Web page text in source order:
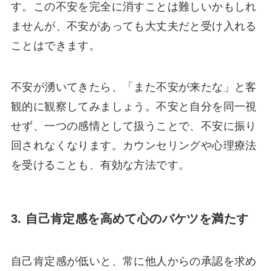
す。この不安を完全に消すことは難しいかもしれ
ませんが、不安があっても大丈夫だと受け入れる
ことはできます。
不安が湧いてきたら、「また不安が来たな」と客
観的に観察してみましょう。不安と自分を同一視
せず、一つの感情として扱うことで、不安に振り
回されなくなります。カウンセリングや心理療法
を受けることも、有効な方法です。
3. 自己肯定感を高めて心のバケツを満たす
自己肯定感が低いと、常に他人からの承認を求め